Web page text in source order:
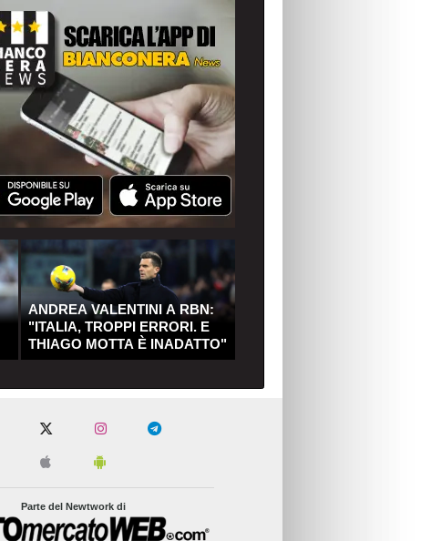
ANDREA VALENTINI A RBN:
"ITALIA, TROPPI ERRORI. E
THIAGO MOTTA È INADATTO"
Parte del Newtwork di